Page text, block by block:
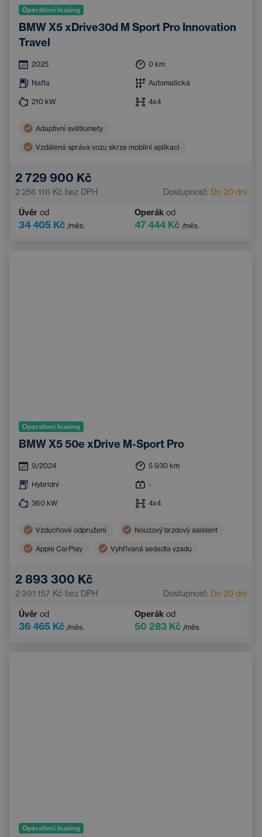
Operativní leasing
BMW X5 xDrive30d M Sport Pro Innovation
Travel
2025 0 km
Nafta Automatická
210 kW 4x4
Adaptivní světlomety
Vzdálená správa vozu skrze mobilní aplikaci
LED světlomety
Automatická dálková světla Sportovní volant
2 729 900 Kč
2 256 116 Kč bez DPH Dostupnost: Do 20 dní
Úvěr od
34 405 Kč /měs.
Operák od
47 444 Kč /měs.
Operativní leasing
BMW X5 50e xDrive M-Sport Pro
9/2024 5 930 km
Hybridní -
360 kW 4x4
Vzduchové odpružení Nouzový brzdový asistent
Apple CarPlay Vyhřívaná sedadla vzadu
Android Auto
Systém rozpoznávání únavy Navigace
2 893 300 Kč
2 391 157 Kč bez DPH Dostupnost: Do 20 dní
Úvěr od
36 465 Kč /měs.
Operák od
50 283 Kč /měs.
Operativní leasing